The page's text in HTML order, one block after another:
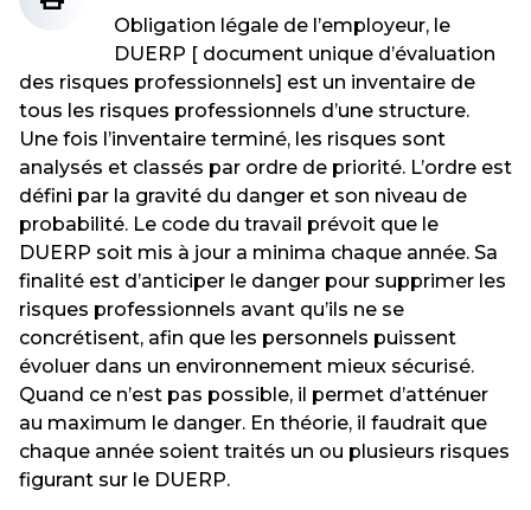
Obligation légale de l’employeur, le
DUERP [ document unique d’évaluation
des risques professionnels] est un inventaire de
tous les risques professionnels d’une structure.
Une fois l’inventaire terminé, les risques sont
analysés et classés par ordre de priorité. L’ordre est
défini par la gravité du danger et son niveau de
probabilité. Le code du travail prévoit que le
DUERP soit mis à jour a minima chaque année. Sa
finalité est d’anticiper le danger pour supprimer les
risques professionnels avant qu’ils ne se
concrétisent, afin que les personnels puissent
évoluer dans un environnement mieux sécurisé.
Quand ce n’est pas possible, il permet d’atténuer
au maximum le danger. En théorie, il faudrait que
chaque année soient traités un ou plusieurs risques
figurant sur le DUERP.